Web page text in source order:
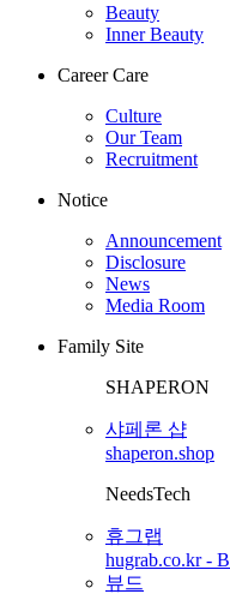
Beauty
Inner Beauty
Career Care
Culture
Our Team
Recruitment
Notice
Announcement
Disclosure
News
Media Room
Family Site
SHAPERON
샤페론 샵
shaperon.shop
NeedsTech
휴그랩
hugrab.co.kr -
뷰드